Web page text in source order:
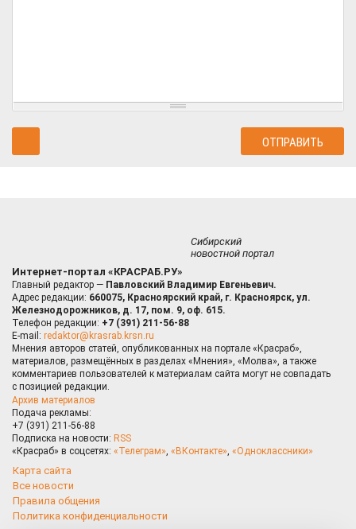
Сибирский
новостной портал
Интернет-портал «КРАСРАБ.РУ»
Главный редактор — Павловский Владимир Евгеньевич.
Адрес редакции: 660075, Красноярский край, г. Красноярск, ул.
Железнодорожников, д. 17, пом. 9, оф. 615.
Телефон редакции: +7 (391) 211-56-88
E-mail: redaktor@krasrab.krsn.ru
Мнения авторов статей, опубликованных на портале «Красраб»,
материалов, размещённых в разделах «Мнения», «Молва», а также
комментариев пользователей к материалам сайта могут не совпадать
с позицией редакции.
Архив материалов
Подача рекламы:
+7 (391) 211-56-88
Подписка на новости: RSS
«Красраб» в соцсетях: «Телеграм», «ВКонтакте», «Одноклассники»
Карта сайта
Все новости
Правила общения
Политика конфиденциальности